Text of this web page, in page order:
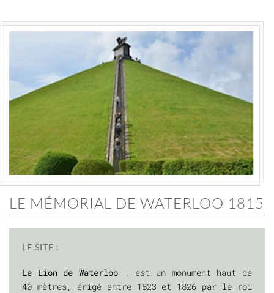
LE MÉMORIAL DE WATERLOO 1815
LE SITE :
Le Lion de Waterloo : est un monument haut de
40 mètres, érigé entre 1823 et 1826 par le roi